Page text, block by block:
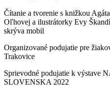
Čítanie a tvorenie s knižkou
Oľhovej a ilustrátorky Evy
skrýva mobil
Organizované podujatie pre
Trakovice
Sprievodné podujatie k výstave
SLOVENSKA 2022